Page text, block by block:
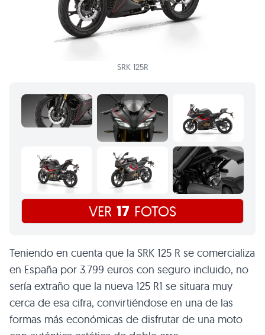
SRK 125R
VER 17 FOTOS
Teniendo en cuenta que la SRK 125 R se comercializa
en España por 3.799 euros con seguro incluido, no
sería extraño que la nueva 125 R1 se situara muy
cerca de esa cifra, convirtiéndose en una de las
formas más económicas de disfrutar de una moto